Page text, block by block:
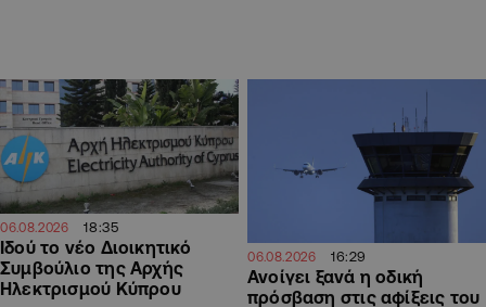
06.08.2026 18:35
Ιδού το νέο Διοικητικό
Συμβούλιο της Αρχής
Ηλεκτρισμού Κύπρου
06.08.2026 16:29
Ανοίγει ξανά η οδική
πρόσβαση στις αφίξεις του